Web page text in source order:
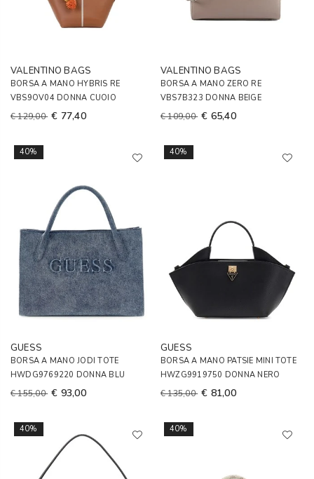
VALENTINO BAGS
BORSA A MANO HYBRIS RE
VBS9OV04 DONNA CUOIO
€ 129,00 € 77,40
VALENTINO BAGS
BORSA A MANO ZERO RE
VBS7B323 DONNA BEIGE
€ 109,00 € 65,40
40%
GUESS
BORSA A MANO JODI TOTE
HWDG9769220 DONNA BLU
€ 155,00 € 93,00
40%
GUESS
BORSA A MANO PATSIE MINI TOTE
HWZG9919750 DONNA NERO
€ 135,00 € 81,00
40% 40%